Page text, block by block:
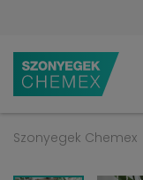
Szonyegek Chemex